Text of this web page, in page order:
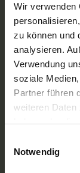
Wir verwenden
zu können und
analysieren.
Verwendung
soziale
Partner führen
weiteren Daten
Cookies, wenn
Notwendig
Der
Schweizer
Durch
Zichorien
vollmundige
Vor der
Erfahrung des